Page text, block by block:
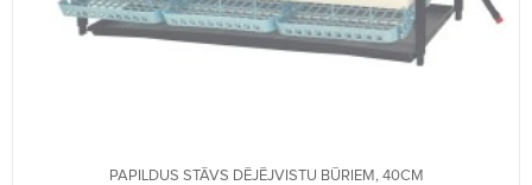
PAPILDUS STĀVS DĒJĒJVISTU BŪRIEM, 40CM